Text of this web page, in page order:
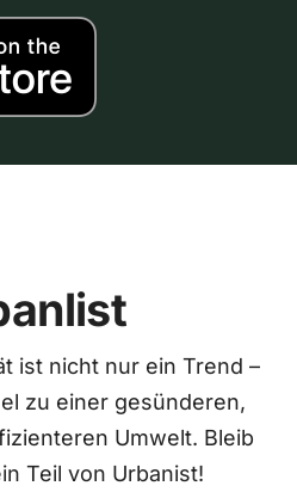
ist nicht nur ein Trend –
zu einer gesünderen,
Umwelt. Bleib
Teil von Urbanist!